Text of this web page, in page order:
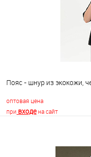
Пояс - шнур из экокожи,
оптовая цена
при входена сайт